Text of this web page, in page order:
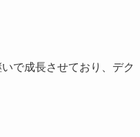
で成長させており、デク